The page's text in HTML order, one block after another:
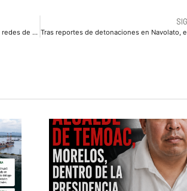
Pavimento, alumbrado y rehabilitación de redes de drenaje son ejes de este gobierno municipal